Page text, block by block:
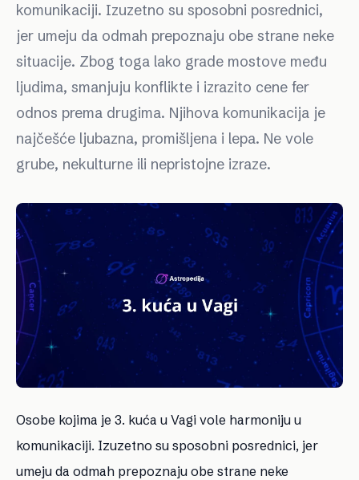
komunikaciji. Izuzetno su sposobni posrednici,
jer umeju da odmah prepoznaju obe strane neke
situacije. Zbog toga lako grade mostove među
ljudima, smanjuju konflikte i izrazito cene fer
odnos prema drugima. Njihova komunikacija je
najčešće ljubazna, promišljena i lepa. Ne vole
grube, nekulturne ili nepristojne izraze.
Osobe kojima je 3. kuća u Vagi vole harmoniju u
komunikaciji. Izuzetno su sposobni posrednici, jer
umeju da odmah prepoznaju obe strane neke